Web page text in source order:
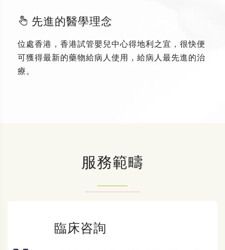
先進的醫學理念
位處香港，香港試管嬰兒中心得地利之宜，很快便
可獲得最新的藥物給病人使用，給病人最先進的治
療。
服務範疇
臨床咨詢